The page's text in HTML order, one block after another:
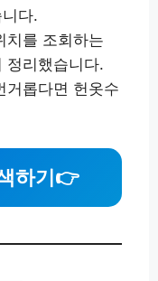
다.
치를 조회하는
정리했습니다.
거롭다면 헌옷수
하기👉